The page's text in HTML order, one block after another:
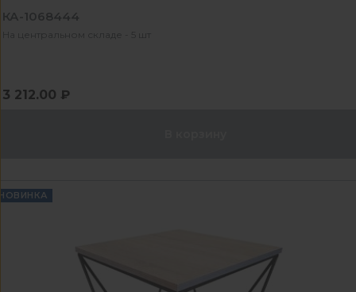
КА-1068444
На центральном складе - 5 шт
3 212.00 ₽